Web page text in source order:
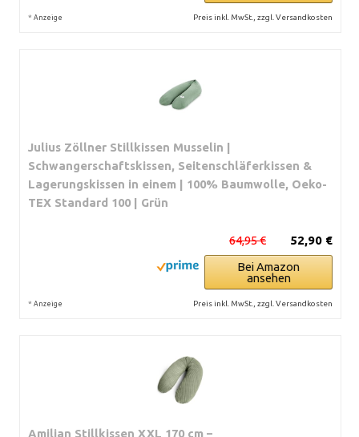
* Anzeige Preis inkl. MwSt., zzgl. Versandkosten
Julius Zöllner Stillkissen Musselin |
Schwangerschaftskissen, Seitenschläferkissen &
Lagerungskissen in einem | 100% Baumwolle, Oeko-
TEX Standard 100 | Grün
52,90 €
64,95 €
Bei Amazon
ansehen
* Anzeige Preis inkl. MwSt., zzgl. Versandkosten
Amilian Stillkissen XXL 170 cm –